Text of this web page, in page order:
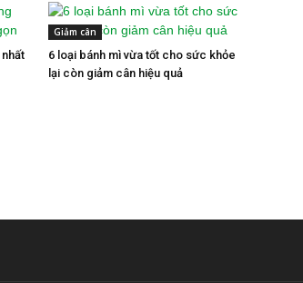
Giảm cân
6 loại bánh mì vừa tốt cho sức khỏe
lại còn giảm cân hiệu quả